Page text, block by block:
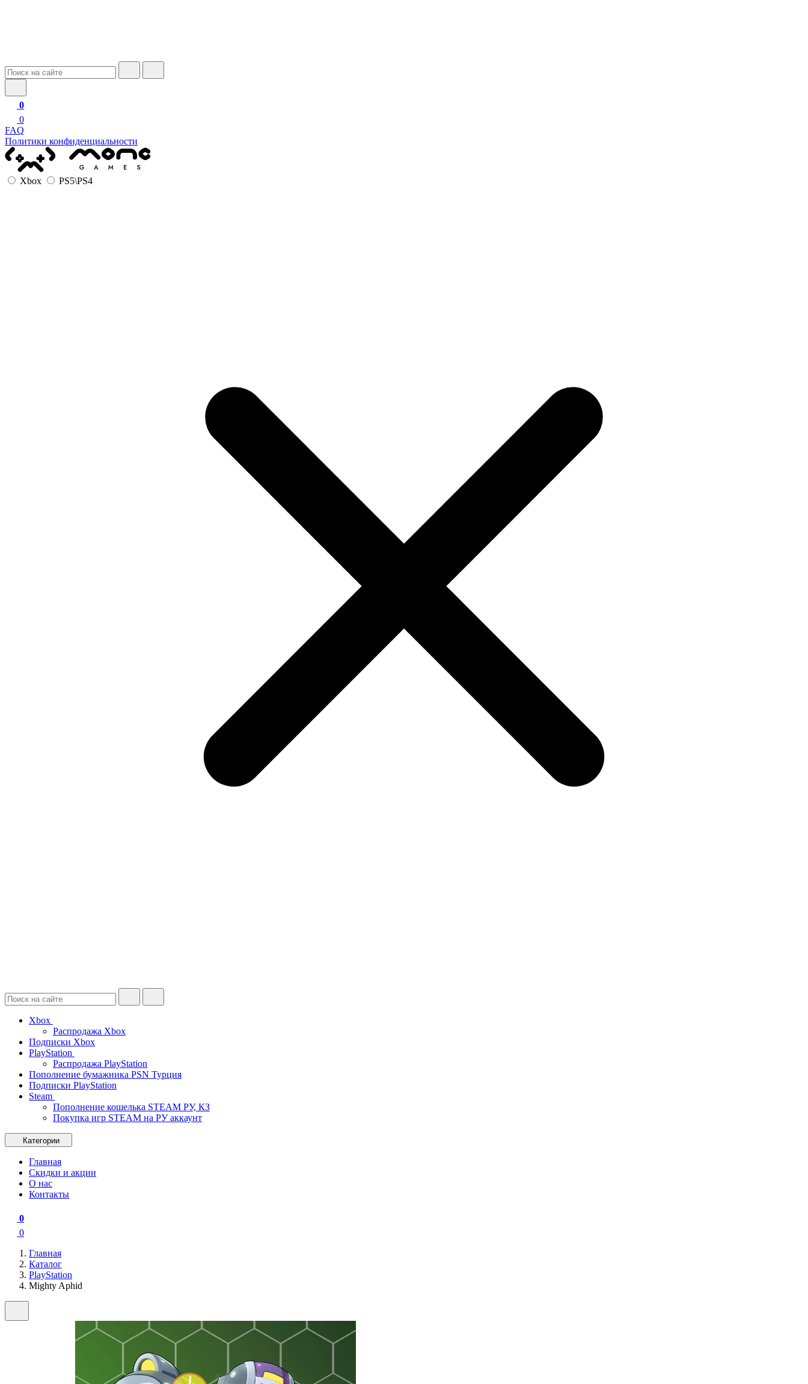
0
0
FAQ
Политики конфиденциальности
Xbox PS5\PS4
Xbox
Распродажа Xbox
Подписки Xbox
PlayStation
Распродажа PlayStation
Пополнение бумажника PSN Турция
Подписки PlayStation
Steam
Пополнение кошелька STEAM РУ, КЗ
Покупка игр STEAM на РУ аккаунт
Категории
Главная
Скидки и акции
О нас
Контакты
0
0
Главная
Каталог
PlayStation
Mighty Aphid